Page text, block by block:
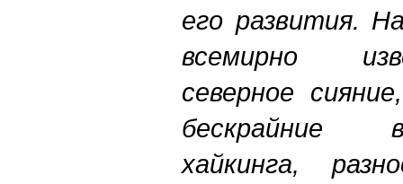
его развития.
всемирно
северное
бескрайние
хайкинга,